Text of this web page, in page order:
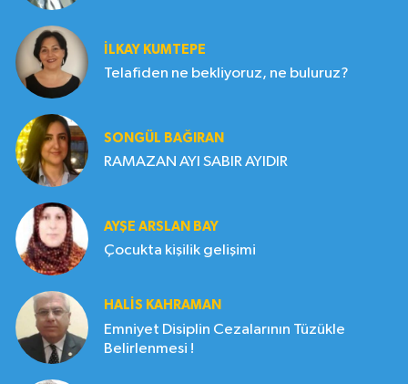
İLKAY KUMTEPE
Telafiden ne bekliyoruz, ne buluruz?
SONGÜL BAĞIRAN
RAMAZAN AYI SABIR AYIDIR
AYŞE ARSLAN BAY
Çocukta kişilik gelişimi
HALIS KAHRAMAN
Emniyet Disiplin Cezalarının Tüzükle
Belirlenmesi !